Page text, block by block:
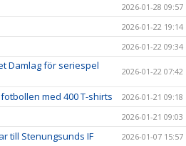
2026-01-28 09:57
2026-01-22 19:14
2026-01-22 09:34
Damlag för seriespel
2026-01-22 07:42
med 400 T-shirts 2026-01-21 09:18
2026-01-21 09:03
till Stenungsunds IF 2026-01-07 15:57